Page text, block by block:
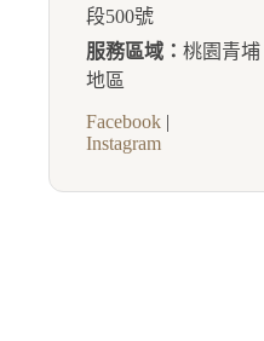
段500號
服務區域： 桃園青
地區
Facebook |
Instagram